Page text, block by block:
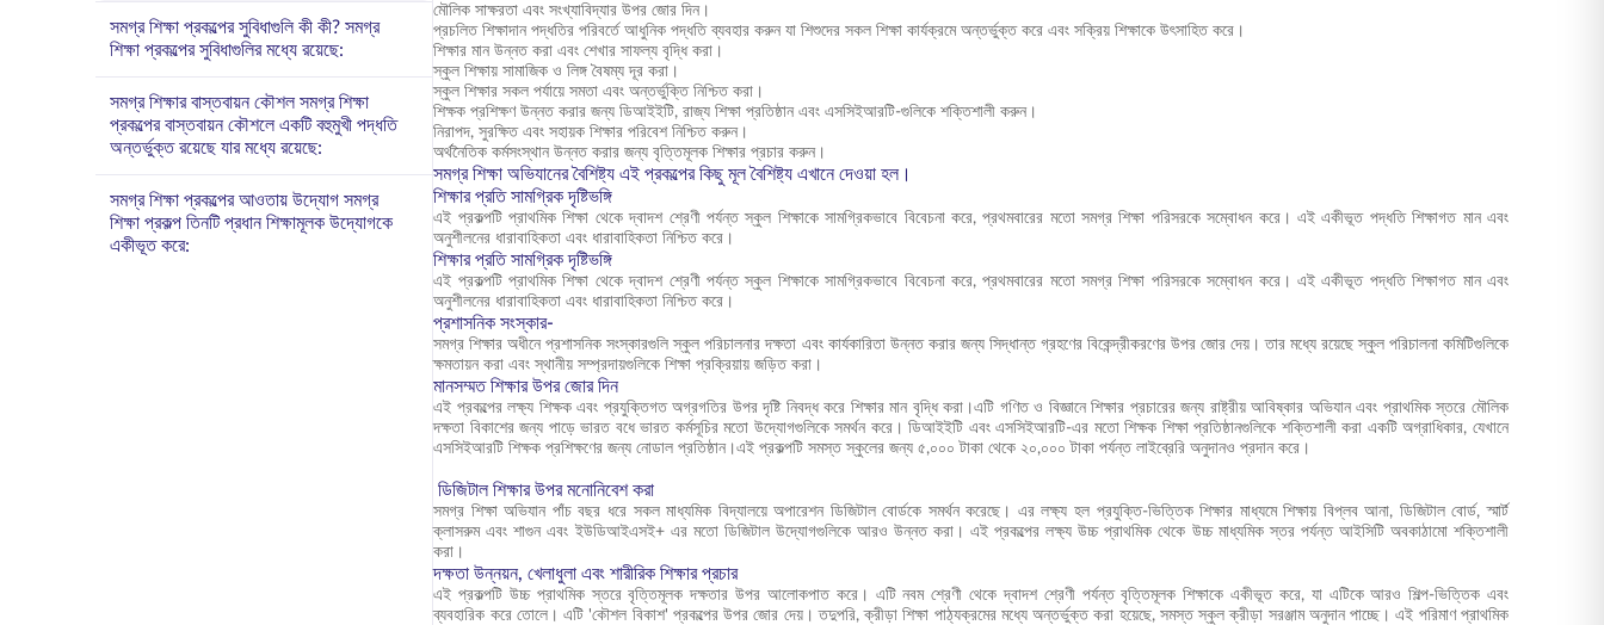
সমগ্র শিক্ষা প্রকল্পের সুবিধাগুলি কী কী? সমগ্র
শিক্ষা প্রকল্পের সুবিধাগুলির মধ্যে রয়েছে:
সমগ্র শিক্ষার বাস্তবায়ন কৌশল সমগ্র শিক্ষা
প্রকল্পের বাস্তবায়ন কৌশলে একটি বহুমুখী পদ্ধতি
অন্তর্ভুক্ত রয়েছে যার মধ্যে রয়েছে:
সমগ্র শিক্ষা প্রকল্পের আওতায় উদ্যোগ সমগ্র
শিক্ষা প্রকল্প তিনটি প্রধান শিক্ষামূলক উদ্যোগকে
একীভূত করে:
মৌলিক সাক্ষরতা এবং সংখ্যাবিদ্যার উপর জোর দিন।
প্রচলিত শিক্ষাদান পদ্ধতির পরিবর্তে আধুনিক পদ্ধতি ব্যবহার করুন যা শিশুদের সকল শিক্ষা কার্যক্রমে অন্তর্ভুক্ত করে এবং সক্রিয় শিক্ষাকে উৎসাহিত করে।
শিক্ষার মান উন্নত করা এবং শেখার সাফল্য বৃদ্ধি করা।
স্কুল শিক্ষায় সামাজিক ও লিঙ্গ বৈষম্য দূর করা।
স্কুল শিক্ষার সকল পর্যায়ে সমতা এবং অন্তর্ভুক্তি নিশ্চিত করা।
শিক্ষক প্রশিক্ষণ উন্নত করার জন্য ডিআইইটি, রাজ্য শিক্ষা প্রতিষ্ঠান এবং এসসিইআরটি-গুলিকে শক্তিশালী করুন।
নিরাপদ, সুরক্ষিত এবং সহায়ক শিক্ষার পরিবেশ নিশ্চিত করুন।
অর্থনৈতিক কর্মসংস্থান উন্নত করার জন্য বৃত্তিমূলক শিক্ষার প্রচার করুন।
সমগ্র শিক্ষা অভিযানের বৈশিষ্ট্য এই প্রকল্পের কিছু মূল বৈশিষ্ট্য এখানে দেওয়া হল।
শিক্ষার প্রতি সামগ্রিক দৃষ্টিভঙ্গি
এই প্রকল্পটি প্রাথমিক শিক্ষা থেকে দ্বাদশ শ্রেণী পর্যন্ত স্কুল শিক্ষাকে সামগ্রিকভাবে বিবেচনা করে, প্রথমবারের মতো সমগ্র শিক্ষা পরিসরকে সম্বোধন করে। এই একীভূত পদ্ধতি শিক্ষাগত মান এবং
অনুশীলনের ধারাবাহিকতা এবং ধারাবাহিকতা নিশ্চিত করে।
শিক্ষার প্রতি সামগ্রিক দৃষ্টিভঙ্গি
এই প্রকল্পটি প্রাথমিক শিক্ষা থেকে দ্বাদশ শ্রেণী পর্যন্ত স্কুল শিক্ষাকে সামগ্রিকভাবে বিবেচনা করে, প্রথমবারের মতো সমগ্র শিক্ষা পরিসরকে সম্বোধন করে। এই একীভূত পদ্ধতি শিক্ষাগত মান এবং
অনুশীলনের ধারাবাহিকতা এবং ধারাবাহিকতা নিশ্চিত করে।
প্রশাসনিক সংস্কার-
সমগ্র শিক্ষার অধীনে প্রশাসনিক সংস্কারগুলি স্কুল পরিচালনার দক্ষতা এবং কার্যকারিতা উন্নত করার জন্য সিদ্ধান্ত গ্রহণের বিকেন্দ্রীকরণের উপর জোর দেয়। তার মধ্যে রয়েছে স্কুল পরিচালনা কমিটিগুলিকে
ক্ষমতায়ন করা এবং স্থানীয় সম্প্রদায়গুলিকে শিক্ষা প্রক্রিয়ায় জড়িত করা।
মানসম্মত শিক্ষার উপর জোর দিন
এই প্রকল্পের লক্ষ্য শিক্ষক এবং প্রযুক্তিগত অগ্রগতির উপর দৃষ্টি নিবদ্ধ করে শিক্ষার মান বৃদ্ধি করা।এটি গণিত ও বিজ্ঞানে শিক্ষার প্রচারের জন্য রাষ্ট্রীয় আবিষ্কার অভিযান এবং প্রাথমিক স্তরে মৌলিক
দক্ষতা বিকাশের জন্য পাড়ে ভারত বধে ভারত কর্মসূচির মতো উদ্যোগগুলিকে সমর্থন করে। ডিআইইটি এবং এসসিইআরটি-এর মতো শিক্ষক শিক্ষা প্রতিষ্ঠানগুলিকে শক্তিশালী করা একটি অগ্রাধিকার, যেখানে
এসসিইআরটি শিক্ষক প্রশিক্ষণের জন্য নোডাল প্রতিষ্ঠান।এই প্রকল্পটি সমস্ত স্কুলের জন্য ৫,০০০ টাকা থেকে ২০,০০০ টাকা পর্যন্ত লাইব্রেরি অনুদানও প্রদান করে।
ডিজিটাল শিক্ষার উপর মনোনিবেশ করা
সমগ্র শিক্ষা অভিযান পাঁচ বছর ধরে সকল মাধ্যমিক বিদ্যালয়ে অপারেশন ডিজিটাল বোর্ডকে সমর্থন করেছে। এর লক্ষ্য হল প্রযুক্তি-ভিত্তিক শিক্ষার মাধ্যমে শিক্ষায় বিপ্লব আনা, ডিজিটাল বোর্ড, স্মার্ট
ক্লাসরুম এবং শাগুন এবং ইউডিআইএসই+ এর মতো ডিজিটাল উদ্যোগগুলিকে আরও উন্নত করা। এই প্রকল্পের লক্ষ্য উচ্চ প্রাথমিক থেকে উচ্চ মাধ্যমিক স্তর পর্যন্ত আইসিটি অবকাঠামো শক্তিশালী
করা।
দক্ষতা উন্নয়ন, খেলাধুলা এবং শারীরিক শিক্ষার প্রচার
এই প্রকল্পটি উচ্চ প্রাথমিক স্তরে বৃত্তিমূলক দক্ষতার উপর আলোকপাত করে। এটি নবম শ্রেণী থেকে দ্বাদশ শ্রেণী পর্যন্ত বৃত্তিমূলক শিক্ষাকে একীভূত করে, যা এটিকে আরও শিল্প-ভিত্তিক এবং
ব্যবহারিক করে তোলে। এটি 'কৌশল বিকাশ' প্রকল্পের উপর জোর দেয়। তদুপরি, ক্রীড়া শিক্ষা পাঠ্যক্রমের মধ্যে অন্তর্ভুক্ত করা হয়েছে, সমস্ত স্কুল ক্রীড়া সরঞ্জাম অনুদান পাচ্ছে। এই পরিমাণ প্রাথমিক